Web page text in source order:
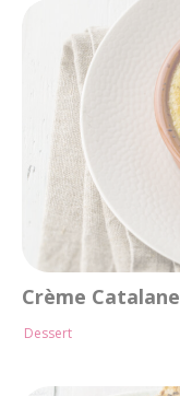
Crème Catalane
Dessert